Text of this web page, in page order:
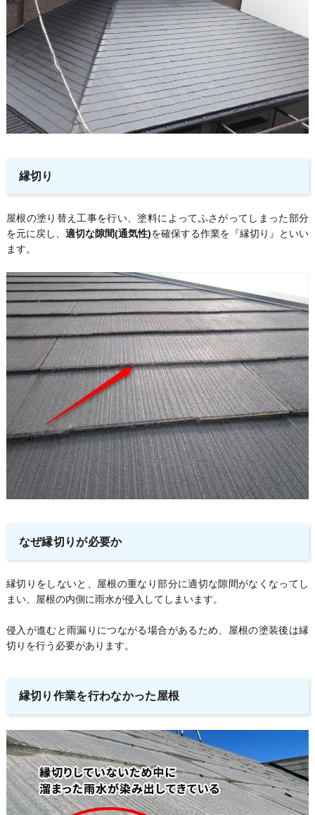
縁切り
屋根の塗り替え工事を行い、塗料によってふさがってしまった部分
を元に戻し、 適切な隙間(通気性)を確保する作業を『縁切り』といい
ます。
なぜ縁切りが必要か
縁切りをしないと、屋根の重なり部分に適切な隙間がなくなってし
まい、屋根の内側に雨水が侵入してしまいます。
侵入が進むと雨漏りにつながる場合があるため、屋根の塗装後は縁
切りを行う必要があります。
縁切り作業を行わなかった屋根